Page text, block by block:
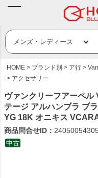
HOME ブランド別 ア行
アクセサリー
ヴァンクリーフアーペ
テージ アルハンブラ ブ
YG 18K オニキス
商品問合せID：
中古